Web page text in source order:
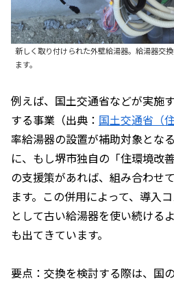
新しく取り付けられた外壁給湯器。給湯器交
ます。
例えば、国土交通省などが実施
する事業（出典： 国土交通省（
率給湯器の設置が補助対象とな
に、もし堺市独自の「住環境改
の支援策があれば、組み合わせ
ます。この併用によって、導入
として古い給湯器を使い続ける
も出てきています。
要点：交換を検討する際は、国